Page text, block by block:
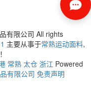
有限公司 All rights
主要从事于常熟运动面料,
常熟 太仓 浙江 Powered
有限公司 免责声明